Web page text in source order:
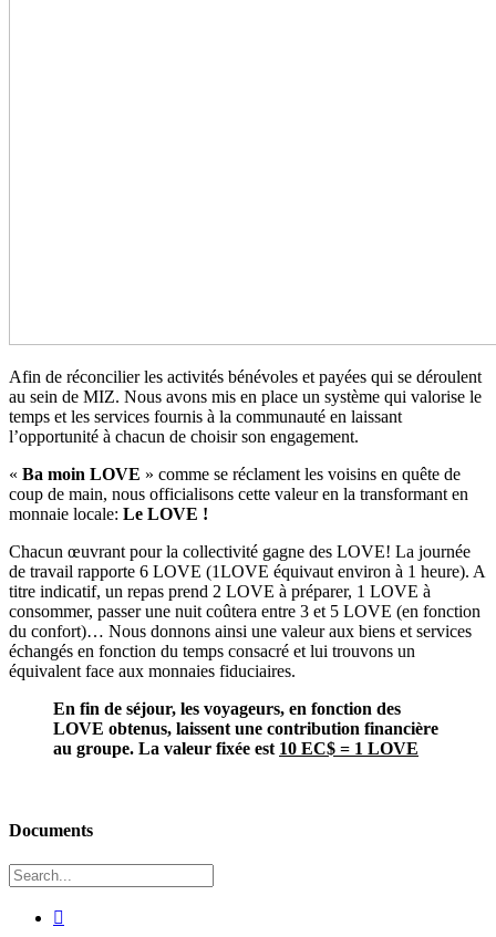
Afin de réconcilier les activités bénévoles et payées qui se déroulent
au sein de MIZ. Nous avons mis en place un système qui valorise le
temps et les services fournis à la communauté en laissant
l’opportunité à chacun de choisir son engagement.
« Ba moin LOVE » comme se réclament les voisins en quête de
coup de main, nous officialisons cette valeur en la transformant en
monnaie locale: Le LOVE !
Chacun œuvrant pour la collectivité gagne des LOVE! La journée
de travail rapporte 6 LOVE (1LOVE équivaut environ à 1 heure). A
titre indicatif, un repas prend 2 LOVE à préparer, 1 LOVE à
consommer, passer une nuit coûtera entre 3 et 5 LOVE (en fonction
du confort)… Nous donnons ainsi une valeur aux biens et services
échangés en fonction du temps consacré et lui trouvons un
équivalent face aux monnaies fiduciaires.
En fin de séjour, les voyageurs, en fonction des
LOVE obtenus, laissent une contribution financière
au groupe. La valeur fixée est 10 EC$ = 1 LOVE
Documents